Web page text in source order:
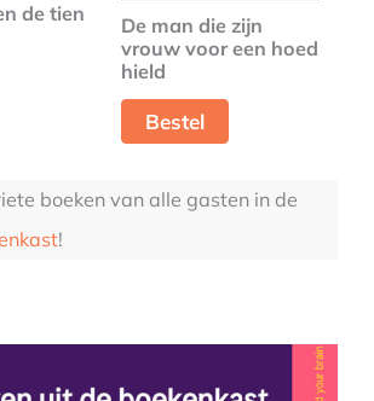
de tien
De man die zijn
vrouw voor een hoed
hield
Bestel
boeken van alle gasten in de
!